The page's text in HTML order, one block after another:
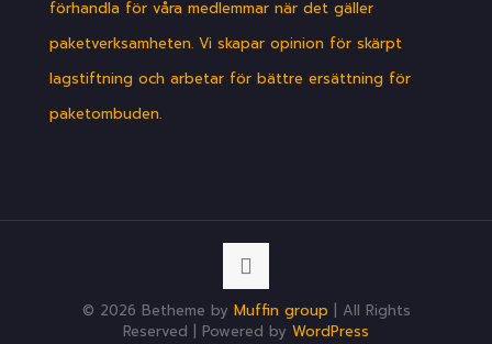
förhandla för våra medlemmar när det gäller
paketverksamheten. Vi skapar opinion för skärpt
lagstiftning och arbetar för bättre ersättning för
paketombuden.
© 2026 Betheme by Muffin group | All Rights
Reserved | Powered by WordPress